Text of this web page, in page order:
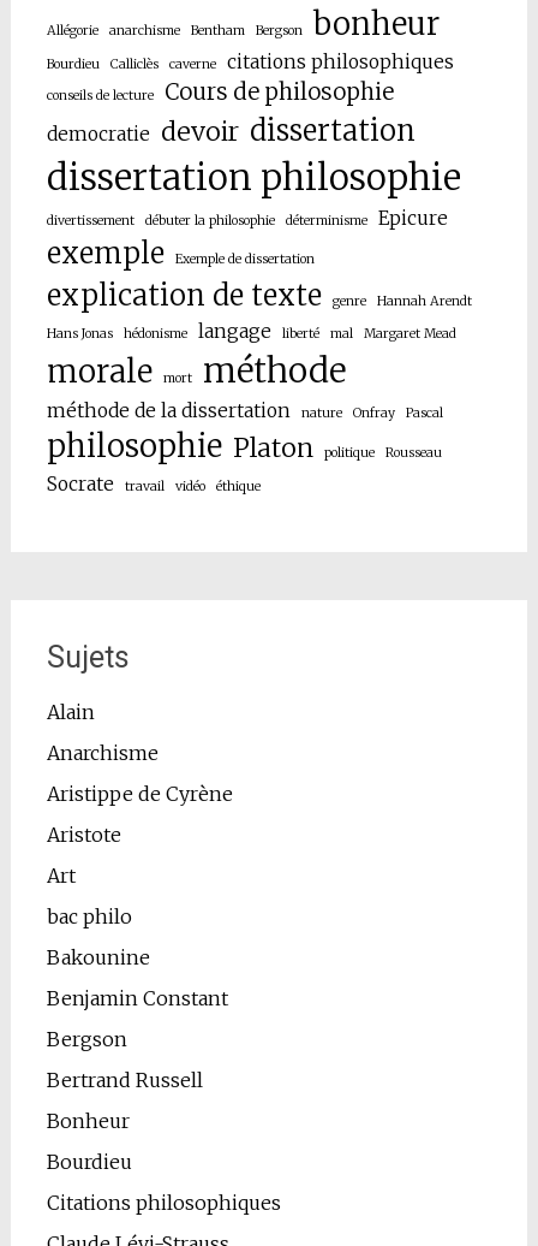
Allégorie anarchisme Bentham Bergson bonheur
Bourdieu Calliclès caverne citations philosophiques
conseils de lecture Cours de philosophie
democratie devoir dissertation
dissertation philosophie
divertissement débuter la philosophie déterminisme Epicure
exemple Exemple de dissertation
explication de texte genre Hannah Arendt
Hans Jonas hédonisme langage liberté mal Margaret Mead
morale mort méthode
méthode de la dissertation nature Onfray Pascal
philosophie Platon politique Rousseau
Socrate travail vidéo éthique
Sujets
Alain
Anarchisme
Aristippe de Cyrène
Aristote
Art
bac philo
Bakounine
Benjamin Constant
Bergson
Bertrand Russell
Bonheur
Bourdieu
Citations philosophiques